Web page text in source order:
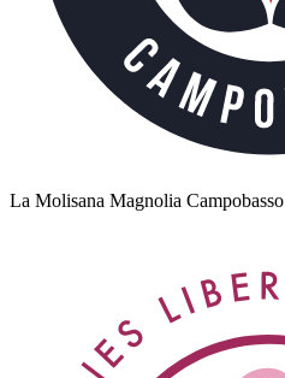
La Molisana Magnolia Campobasso